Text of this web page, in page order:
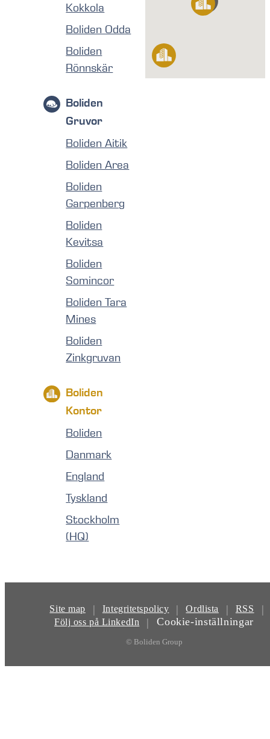
Kokkola
Boliden Odda
Boliden
Rönnskär
Boliden
Gruvor
Boliden Aitik
Boliden Area
Boliden
Garpenberg
Boliden
Kevitsa
Boliden
Somincor
Boliden Tara
Mines
Boliden
Zinkgruvan
Boliden
Kontor
Boliden
Danmark
England
Tyskland
Stockholm
(HQ)
Site map | Integritetspolicy | Ordlista | RSS |
Följ oss på LinkedIn | Cookie-inställningar
© Boliden Group